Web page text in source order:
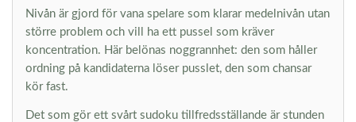
Nivån är gjord för vana spelare som klarar medelnivån utan
större problem och vill ha ett pussel som kräver
koncentration. Här belönas noggrannhet: den som håller
ordning på kandidaterna löser pusslet, den som chansar
kör fast.
Det som gör ett svårt sudoku tillfredsställande är stunden